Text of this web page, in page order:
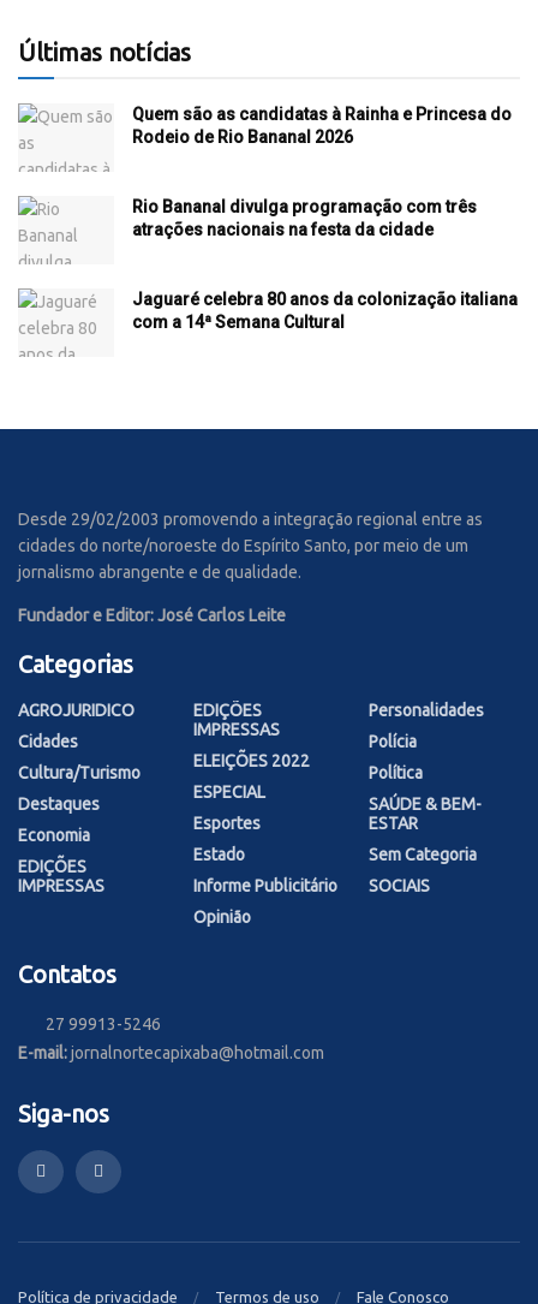
Últimas notícias
Quem são as candidatas à Rainha e Princesa do
Rodeio de Rio Bananal 2026
Rio Bananal divulga programação com três
atrações nacionais na festa da cidade
Jaguaré celebra 80 anos da colonização italiana
com a 14ª Semana Cultural
Desde 29/02/2003 promovendo a integração regional entre as
cidades do norte/noroeste do Espírito Santo, por meio de um
jornalismo abrangente e de qualidade.
Fundador e Editor: José Carlos Leite
Categorias
AGROJURIDICO
Cidades
Cultura/Turismo
Destaques
Economia
EDIÇÕES
IMPRESSAS
EDIÇÕES
IMPRESSAS
ELEIÇÕES 2022
ESPECIAL
Esportes
Estado
Informe Publicitário
Opinião
Personalidades
Polícia
Política
SAÚDE & BEM-
ESTAR
Sem Categoria
SOCIAIS
Contatos
27 99913-5246
E-mail:jornalnortecapixaba@hotmail.com
Siga-nos
Política de privacidade Termos de uso Fale Conosco